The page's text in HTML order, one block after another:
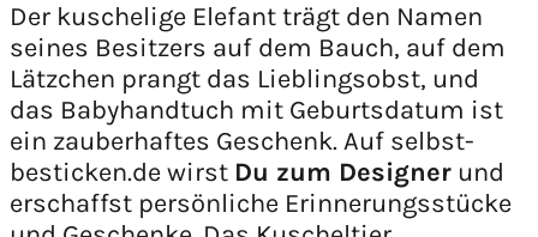
Der kuschelige Elefant trägt den Namen
seines Besitzers auf dem Bauch, auf dem
Lätzchen prangt das Lieblingsobst, und
das Babyhandtuch mit Geburtsdatum ist
ein zauberhaftes Geschenk. Auf selbst-
besticken.de wirst Du zum Designer und
erschaffst persönliche Erinnerungsstücke